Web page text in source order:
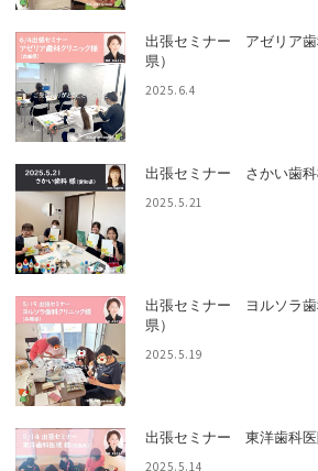
出張セミナー アゼリア歯
県）
2025.6.4
出張セミナー さかい歯科
2025.5.21
出張セミナー ヨルソラ歯
県）
2025.5.19
出張セミナー 東洋歯科医
2025.5.14